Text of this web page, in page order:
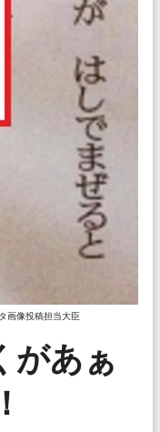
画像投稿担当大臣
あぁ